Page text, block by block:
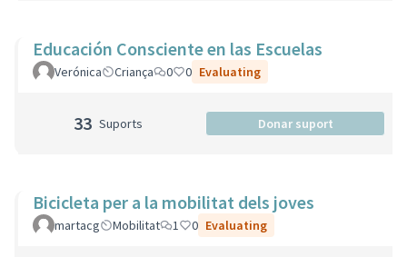
Educación Consciente en las Escuelas
Verónica Criança 0 0 Evaluating
33 Suports Donar suport
Bicicleta per a la mobilitat dels joves
martacg Mobilitat 1 0 Evaluating